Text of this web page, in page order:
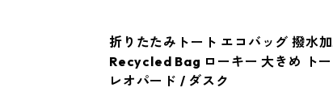
折りたたみトート エコバッグ 撥水
Recycled Bag ローキー 大きめ ト
レオパード / ダスク